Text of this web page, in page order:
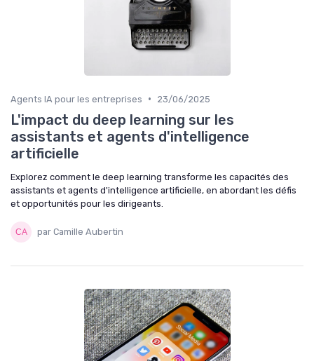
Agents IA pour les entreprises • 23/06/2025
L'impact du deep learning sur les
assistants et agents d'intelligence
artificielle
Explorez comment le deep learning transforme les capacités des
assistants et agents d'intelligence artificielle, en abordant les défis
et opportunités pour les dirigeants.
par Camille Aubertin